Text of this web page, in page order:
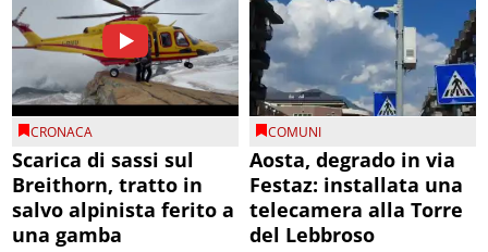
CRONACA
Scarica di sassi sul
Breithorn, tratto in
salvo alpinista ferito a
una gamba
COMUNI
Aosta, degrado in via
Festaz: installata una
telecamera alla Torre
del Lebbroso